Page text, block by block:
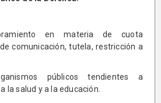
en materia de cuota
comunicación, tutela, restricción a
públicos tendientes a
la salud y a la educación.